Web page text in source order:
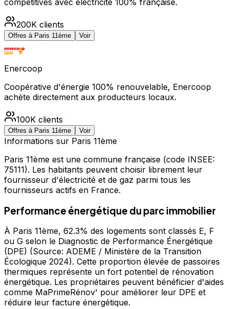
200K clients
Offres à Paris 11ème Voir
Enercoop
Coopérative d'énergie 100% renouvelable, Enercoop
achète directement aux producteurs locaux.
100K clients
Offres à Paris 11ème Voir
Informations sur Paris 11ème
Paris 11ème est une commune française (code INSEE:
75111). Les habitants peuvent choisir librement leur
fournisseur d'électricité et de gaz parmi tous les
fournisseurs actifs en France.
Performance énergétique du parc immobilier
À Paris 11ème, 62.3% des logements sont classés E, F
ou G selon le Diagnostic de Performance Énergétique
(DPE) (Source: ADEME / Ministère de la Transition
Écologique 2024). Cette proportion élevée de passoires
thermiques représente un fort potentiel de rénovation
énergétique. Les propriétaires peuvent bénéficier d'aides
comme MaPrimeRénov' pour améliorer leur DPE et
réduire leur facture énergétique.